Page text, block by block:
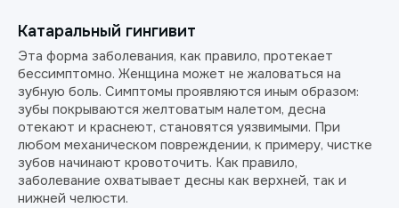
Катаральный гингивит
Эта форма заболевания, как правило, протекает
бессимптомно. Женщина может не жаловаться на
зубную боль. Симптомы проявляются иным образом:
зубы покрываются желтоватым налетом, десна
отекают и краснеют, становятся уязвимыми. При
любом механическом повреждении, к примеру, чистке
зубов начинают кровоточить. Как правило,
заболевание охватывает десны как верхней, так и
нижней челюсти.